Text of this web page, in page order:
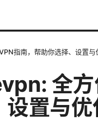
指南，帮助你选择、设置与
全方
设置与优